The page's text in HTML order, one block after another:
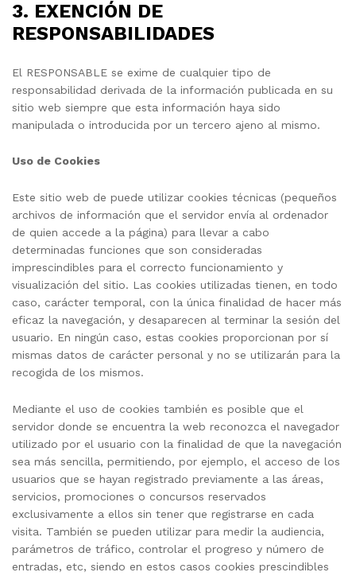
3. EXENCIÓN DE
RESPONSABILIDADES
El RESPONSABLE se exime de cualquier tipo de
responsabilidad derivada de la información publicada en su
sitio web siempre que esta información haya sido
manipulada o introducida por un tercero ajeno al mismo.
Uso de Cookies
Este sitio web de puede utilizar cookies técnicas (pequeños
archivos de información que el servidor envía al ordenador
de quien accede a la página) para llevar a cabo
determinadas funciones que son consideradas
imprescindibles para el correcto funcionamiento y
visualización del sitio. Las cookies utilizadas tienen, en todo
caso, carácter temporal, con la única finalidad de hacer más
eficaz la navegación, y desaparecen al terminar la sesión del
usuario. En ningún caso, estas cookies proporcionan por sí
mismas datos de carácter personal y no se utilizarán para la
recogida de los mismos.
Mediante el uso de cookies también es posible que el
servidor donde se encuentra la web reconozca el navegador
utilizado por el usuario con la finalidad de que la navegación
sea más sencilla, permitiendo, por ejemplo, el acceso de los
usuarios que se hayan registrado previamente a las áreas,
servicios, promociones o concursos reservados
exclusivamente a ellos sin tener que registrarse en cada
visita. También se pueden utilizar para medir la audiencia,
parámetros de tráfico, controlar el progreso y número de
entradas, etc, siendo en estos casos cookies prescindibles